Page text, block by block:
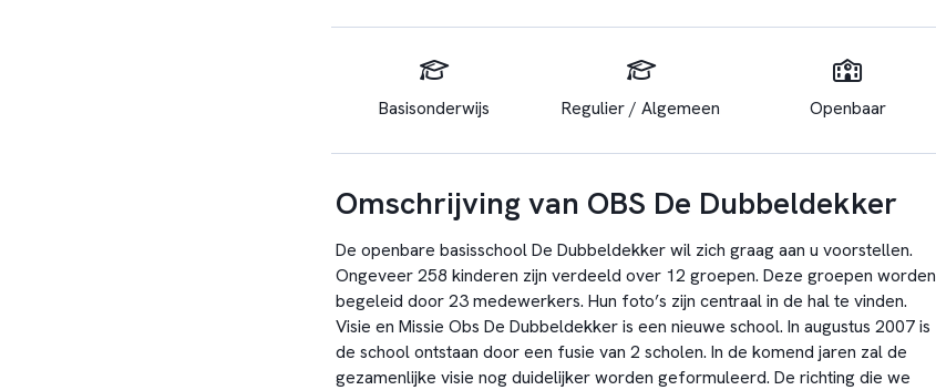
Basisonderwijs Regulier / Algemeen Openbaar
Omschrijving van OBS De Dubbeldekker
De openbare basisschool De Dubbeldekker wil zich graag aan u voorstellen.
Ongeveer 258 kinderen zijn verdeeld over 12 groepen. Deze groepen worden
begeleid door 23 medewerkers. Hun foto’s zijn centraal in de hal te vinden.
Visie en Missie Obs De Dubbeldekker is een nieuwe school. In augustus 2007 is
de school ontstaan door een fusie van 2 scholen. In de komend jaren zal de
gezamenlijke visie nog duidelijker worden geformuleerd. De richting die we